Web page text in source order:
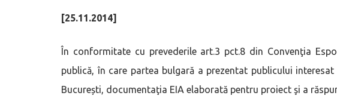
[25.11.2014]
În conformitate cu prevederile art.3 pct.8 din Convenţia
publică, în care partea bulgară a prezentat publicului
București, documentaţia EIA elaborată pentru proiect şi a